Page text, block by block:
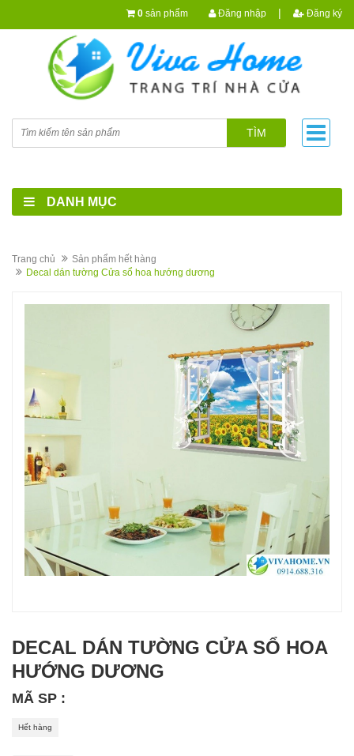
0 sản phẩm Đăng nhập | Đăng ký
TÌM
DANH MỤC
Trang chủ
Sản phẩm hết hàng
Decal dán tường Cửa sổ hoa hướng dương
DECAL DÁN TƯỜNG CỬA SỔ HOA
HƯỚNG DƯƠNG
MÃ SP :
Hết hàng